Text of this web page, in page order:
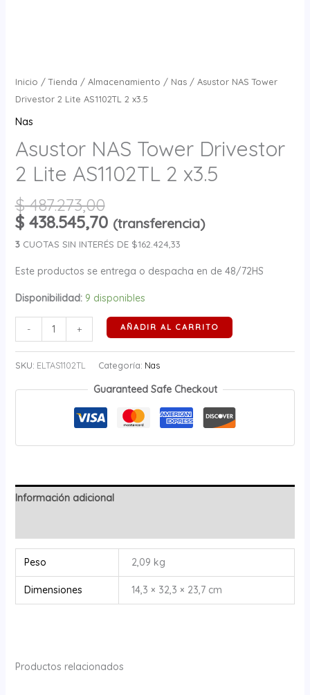
Inicio /Tienda / Almacenamiento / Nas/ Asustor NAS Tower
Drivestor 2 Lite AS1102TL 2 x3.5
Nas
Asustor NAS Tower Drivestor
2 Lite AS1102TL 2 x3.5
$487.273,00
$438.545,70 (transferencia)
3CUOTAS SIN INTERÉS DE $162.424,33
Este productos se entrega o despacha en de 48/72HS
Disponibilidad: 9 disponibles
- + AÑADIR AL CARRITO
SKU: ELTAS1102TL Categoría: Nas
Guaranteed Safe Checkout
Información adicional
Peso 2,09 kg
Dimensiones 14,3 × 32,3 × 23,7 cm
Productos relacionados